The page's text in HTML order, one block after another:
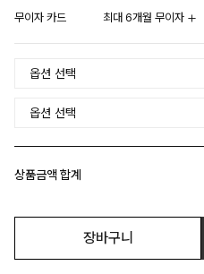
무이자 카드 최대 6개월 무이자
상품금액 합계
장바구니